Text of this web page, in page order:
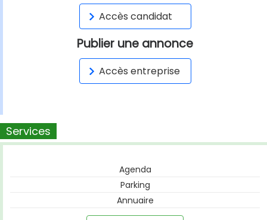
Accès candidat
Publier une annonce
Accès entreprise
Services
Agenda
Parking
Annuaire